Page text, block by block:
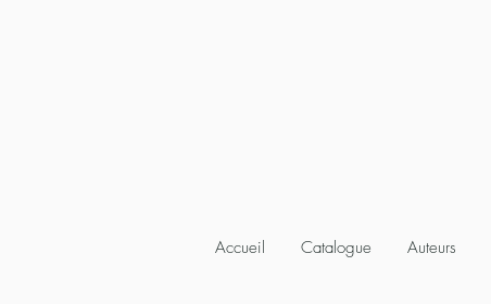
Accueil Catalogue Auteurs